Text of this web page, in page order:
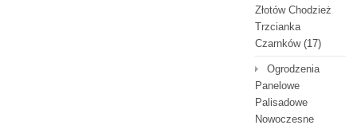
Złotów Chodzież
Trzcianka
Czarnków(17)
Ogrodzenia
Panelowe
Palisadowe
Nowoczesne